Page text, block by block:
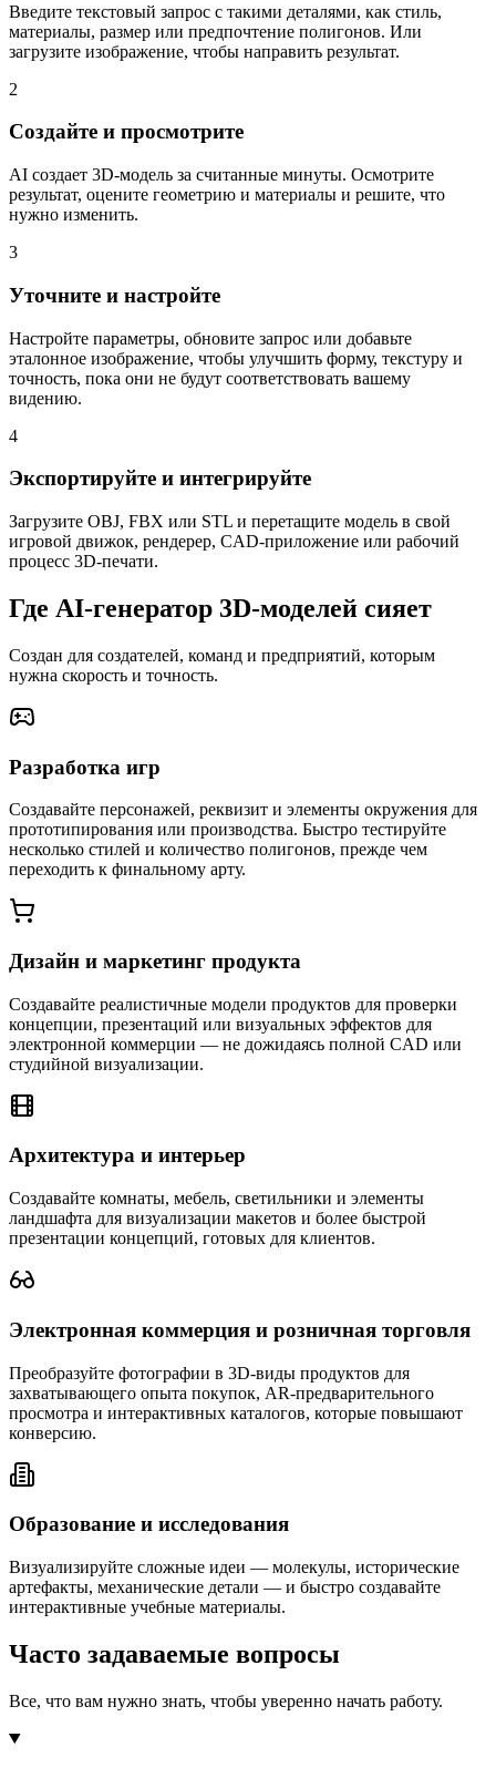
Введите текстовый запрос с такими деталями, как стиль,
материалы, размер или предпочтение полигонов. Или
загрузите изображение, чтобы направить результат.
2
Создайте и просмотрите
AI создает 3D-модель за считанные минуты. Осмотрите
результат, оцените геометрию и материалы и решите, что
нужно изменить.
3
Уточните и настройте
Настройте параметры, обновите запрос или добавьте
эталонное изображение, чтобы улучшить форму, текстуру и
точность, пока они не будут соответствовать вашему
видению.
4
Экспортируйте и интегрируйте
Загрузите OBJ, FBX или STL и перетащите модель в свой
игровой движок, рендерер, CAD-приложение или рабочий
процесс 3D-печати.
Где AI-генератор 3D-моделей сияет
Создан для создателей, команд и предприятий, которым
нужна скорость и точность.
Разработка игр
Создавайте персонажей, реквизит и элементы окружения для
прототипирования или производства. Быстро тестируйте
несколько стилей и количество полигонов, прежде чем
переходить к финальному арту.
Дизайн и маркетинг продукта
Создавайте реалистичные модели продуктов для проверки
концепции, презентаций или визуальных эффектов для
электронной коммерции — не дожидаясь полной CAD или
студийной визуализации.
Архитектура и интерьер
Создавайте комнаты, мебель, светильники и элементы
ландшафта для визуализации макетов и более быстрой
презентации концепций, готовых для клиентов.
Электронная коммерция и розничная торговля
Преобразуйте фотографии в 3D-виды продуктов для
захватывающего опыта покупок, AR-предварительного
просмотра и интерактивных каталогов, которые повышают
конверсию.
Образование и исследования
Визуализируйте сложные идеи — молекулы, исторические
артефакты, механические детали — и быстро создавайте
интерактивные учебные материалы.
Часто задаваемые вопросы
Все, что вам нужно знать, чтобы уверенно начать работу.